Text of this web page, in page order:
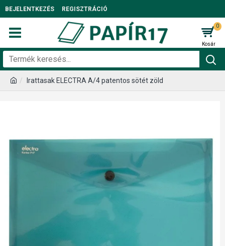
BEJELENTKEZÉS REGISZTRÁCIÓ
0
Irattasak ELECTRA A/4 patentos sötét zöld